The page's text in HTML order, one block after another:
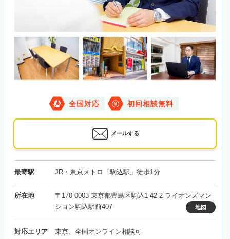
全国対応 初回相談無料
メールする
最寄駅 JR・東京メトロ「駒込駅」徒歩1分
所在地
〒170-0003 東京都豊島区駒込1-42-2 ライオンズマン
ション駒込駅前407
地図
対応エリア 東京、全国オンライン相談可